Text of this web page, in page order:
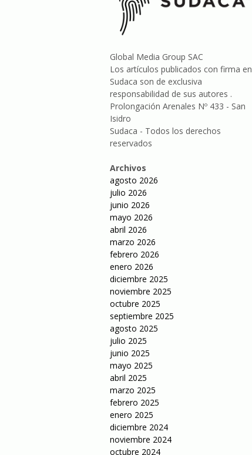
Global Media Group SAC
Los artículos publicados con firma en
Sudaca son de exclusiva
responsabilidad de sus autores .
Prolongación Arenales Nº 433 - San
Isidro
Sudaca - Todos los derechos
reservados
Archivos
agosto 2026
julio 2026
junio 2026
mayo 2026
abril 2026
marzo 2026
febrero 2026
enero 2026
diciembre 2025
noviembre 2025
octubre 2025
septiembre 2025
agosto 2025
julio 2025
junio 2025
mayo 2025
abril 2025
marzo 2025
febrero 2025
enero 2025
diciembre 2024
noviembre 2024
octubre 2024